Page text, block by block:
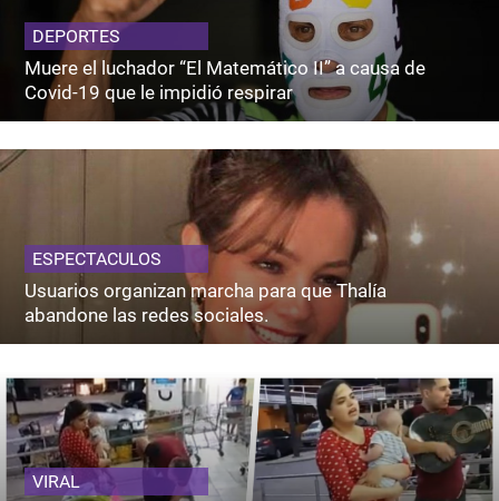
DEPORTES
Muere el luchador “El Matemático II” a causa de
Covid-19 que le impidió respirar
ESPECTACULOS
Usuarios organizan marcha para que Thalía
abandone las redes sociales.
VIRAL